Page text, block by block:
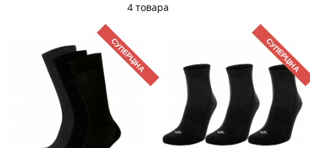
4 товара
СУПЕРЦІНА СУПЕРЦІНА